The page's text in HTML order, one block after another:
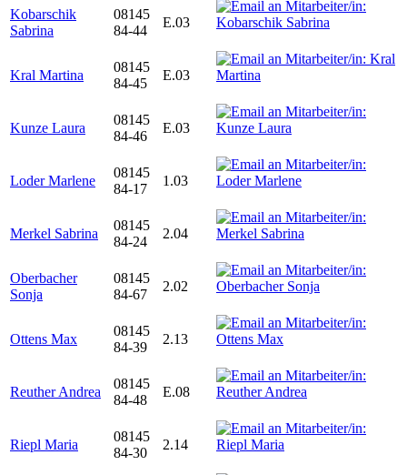
Kobarschik
Sabrina
08145
84-44
E.03
Kral Martina
08145
84-45
E.03
Kunze Laura
08145
84-46
E.03
Loder Marlene
08145
84-17
1.03
Merkel Sabrina
08145
84-24
2.04
Oberbacher
Sonja
08145
84-67
2.02
Ottens Max
08145
84-39
2.13
Reuther Andrea
08145
84-48
E.08
Riepl Maria
08145
84-30
2.14